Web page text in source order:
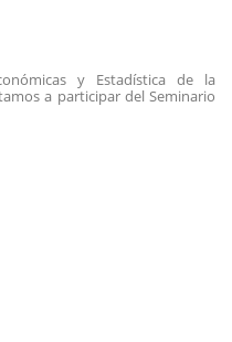
y Estadística de la
a participar del Seminario